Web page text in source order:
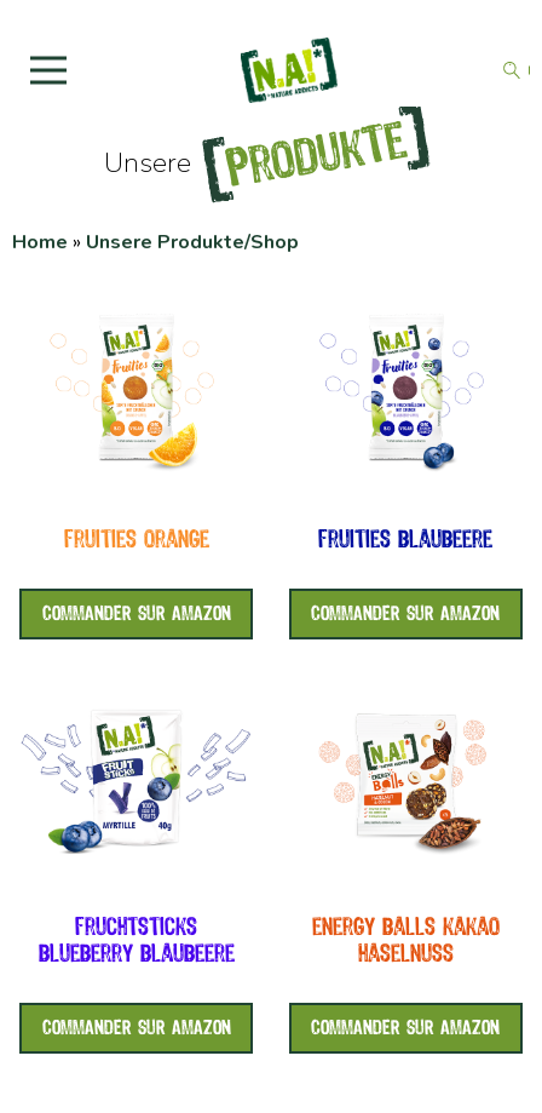
Unsere Produkte
Home » Unsere Produkte/Shop
fruities orange
COMMANDER SUR AMAZON
fruities blaubeere
COMMANDER SUR AMAZON
fruchtsticks
blueberry blaubeere
COMMANDER SUR AMAZON
energy balls kakao
haselnuss
COMMANDER SUR AMAZON